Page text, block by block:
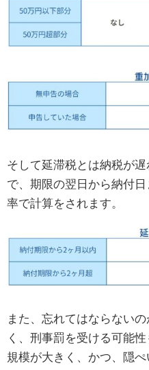
そして延滞税とは納税が
で、期限の翌日から納付
率で計算をされます。
また、忘れてはならない
く、刑事罰を受ける可能
規模が大きく、かつ、隠